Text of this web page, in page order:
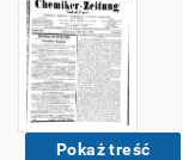
Pokaż treść